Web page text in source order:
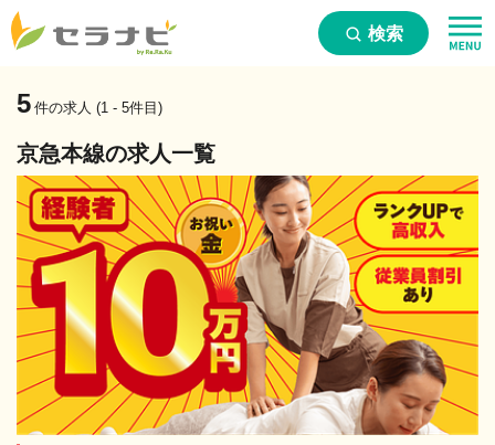
検索
5 件の求人 (1 - 5件目)
京急本線の求人一覧